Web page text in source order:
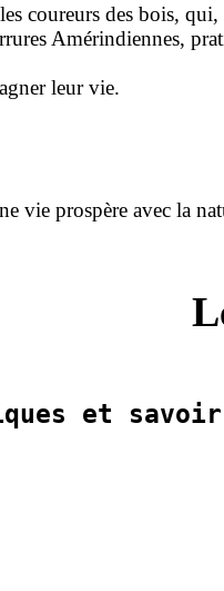
coureurs des bois, qui,
Amérindiennes,
leur vie.
vie prospère avec la
et